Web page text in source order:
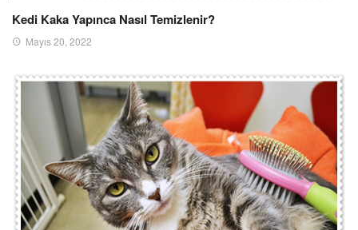
Kedi Kaka Yapınca Nasıl Temizlenir?
Mayıs 20, 2022